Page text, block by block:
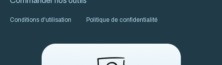
Conditions d'utilisation Politique de confidentialité